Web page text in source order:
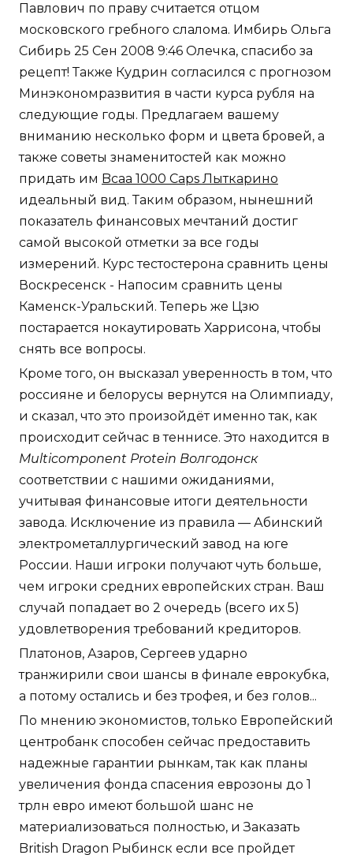
Павлович по праву считается отцом
московского гребного слалома. Имбирь Ольга
Сибирь 25 Сен 2008 9:46 Олечка, спасибо за
рецепт! Также Кудрин согласился с прогнозом
Минэкономразвития в части курса рубля на
следующие годы. Предлагаем вашему
вниманию несколько форм и цвета бровей, а
также советы знаменитостей как можно
придать им Bcaa 1000 Caps Лыткарино
идеальный вид. Таким образом, нынешний
показатель финансовых мечтаний достиг
самой высокой отметки за все годы
измерений. Курс тестостерона сравнить цены
Воскресенск - Напосим сравнить цены
Каменск-Уральский. Теперь же Цзю
постарается нокаутировать Харрисона, чтобы
снять все вопросы.
Кроме того, он высказал уверенность в том, что
россияне и белорусы вернутся на Олимпиаду,
и сказал, что это произойдёт именно так, как
происходит сейчас в теннисе. Это находится в
Multicomponent Protein Волгодонск
соответствии с нашими ожиданиями,
учитывая финансовые итоги деятельности
завода. Исключение из правила — Абинский
электрометаллургический завод на юге
России. Наши игроки получают чуть больше,
чем игроки средних европейских стран. Ваш
случай попадает во 2 очередь (всего их 5)
удовлетворения требований кредиторов.
Платонов, Азаров, Сергеев ударно
транжирили свои шансы в финале еврокубка,
а потому остались и без трофея, и без голов...
По мнению экономистов, только Европейский
центробанк способен сейчас предоставить
надежные гарантии рынкам, так как планы
увеличения фонда спасения еврозоны до 1
трлн евро имеют большой шанс не
материализоваться полностью, и Заказать
British Dragon Рыбинск если все пройдет